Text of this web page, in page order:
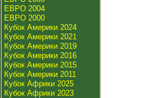
ЕВРО 2004
ЕВРО 2000
Кубок Америки 2024
Кубок Америки 2021
Кубок Америки 2019
Кубок Америки 2016
Кубок Америки 2015
Кубок Америки 2011
Кубок Африки 2025
Кубок Африки 2023